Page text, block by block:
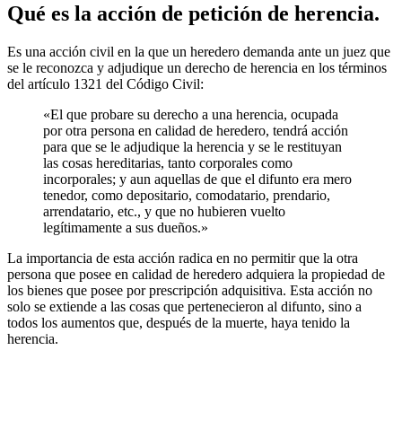
Qué es la acción de petición de herencia.
Es una acción civil en la que un heredero demanda ante un juez que
se le reconozca y adjudique un derecho de herencia en los términos
del artículo 1321 del Código Civil:
«El que probare su derecho a una herencia, ocupada
por otra persona en calidad de heredero, tendrá acción
para que se le adjudique la herencia y se le restituyan
las cosas hereditarias, tanto corporales como
incorporales; y aun aquellas de que el difunto era mero
tenedor, como depositario, comodatario, prendario,
arrendatario, etc., y que no hubieren vuelto
legítimamente a sus dueños.»
La importancia de esta acción radica en no permitir que la otra
persona que posee en calidad de heredero adquiera la propiedad de
los bienes que posee por prescripción adquisitiva. Esta acción no
solo se extiende a las cosas que pertenecieron al difunto, sino a
todos los aumentos que, después de la muerte, haya tenido la
herencia.